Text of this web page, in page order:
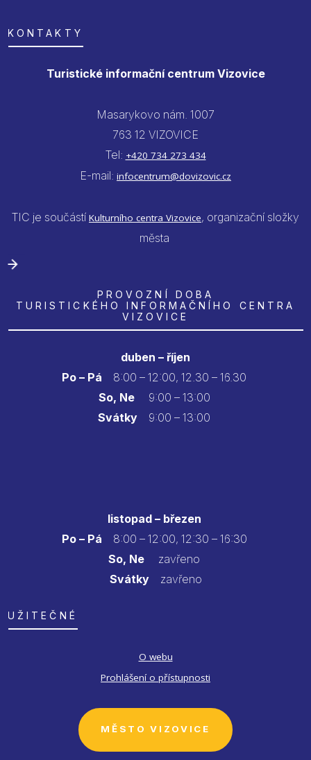
KONTAKTY
Turistické informační centrum Vizovice
Masarykovo nám. 1007
763 12 VIZOVICE
Tel: +420 734 273 434
E-mail: infocentrum@dovizovic.cz
TIC je součástí Kulturního centra Vizovice, organizační složky
města
PROVOZNÍ DOBA
TURISTICKÉHO INFORMAČNÍHO CENTRA
VIZOVICE
duben – říjen
Po – Pá
8:00 – 12:00, 12.30 – 16.30
So, Ne9:00 – 13:00
Svátky 9:00 – 13:00
listopad – březen
Po – Pá 8:00 – 12:00, 12:30 – 16:30
So, Ne zavřeno
Svátkyzavřeno
UŽITEČNÉ
O webu
Prohlášení o přístupnosti
MĚSTO VIZOVICE